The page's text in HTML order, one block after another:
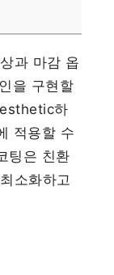
과 마감 옵
을 구현할
하
적용할 수
팅은 친환
소화하고